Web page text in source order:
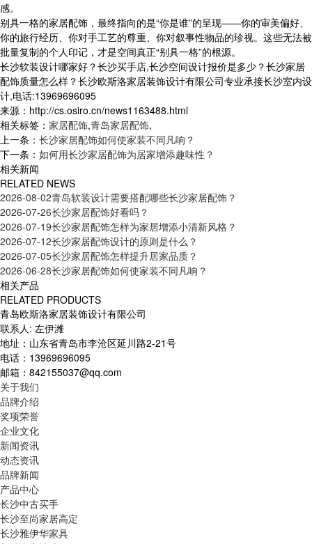
感。
别具一格的家居配饰，最终指向的是“你是谁”的呈现——你的审美偏好、
你的旅行经历、你对手工艺的尊重、你对叙事性物品的珍视。这些无法被
批量复制的个人印记，才是空间真正“别具一格”的根源。
长沙软装设计哪家好？长沙买手店,长沙空间设计报价是多少？长沙家居
配饰质量怎么样？长沙欧斯洛家居装饰设计有限公司专业承接长沙室内设
计,电话:13969696095
来源：http://cs.osiro.cn/news1163488.html
相关标签： 家居配饰,青岛家居配饰,
上一条： 长沙家居配饰如何使家装不同凡响？
下一条： 如何用长沙家居配饰为居家增添趣味性？
相关新闻
RELATED NEWS
2026-08-02青岛软装设计需要搭配哪些长沙家居配饰？
2026-07-26长沙家居配饰好看吗？
2026-07-19长沙家居配饰怎样为家居增添小清新风格？
2026-07-12长沙家居配饰设计的原则是什么？
2026-07-05长沙家居配饰怎样提升居家品质？
2026-06-28长沙家居配饰如何使家装不同凡响？
相关产品
RELATED PRODUCTS
青岛欧斯洛家居装饰设计有限公司
联系人: 左伊潍
地址：山东省青岛市李沧区延川路2-21号
电话：13969696095
邮箱：842155037@qq.com
关于我们
品牌介绍
奖项荣誉
企业文化
新闻资讯
动态资讯
品牌新闻
产品中心
长沙中古买手
长沙至尚家居高定
长沙雅伊华家具